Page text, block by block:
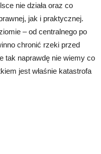
nie działa oraz co
jak i praktycznej.
– od centralnego po
chronić rzeki przed
tak naprawdę nie wiemy co
jest właśnie katastrofa